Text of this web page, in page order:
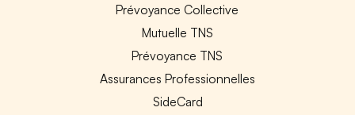
Prévoyance Collective
Mutuelle TNS
Prévoyance TNS
Assurances Professionnelles
SideCard